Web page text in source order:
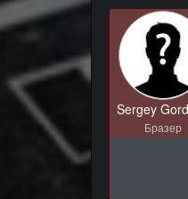
Sergey
Бразер